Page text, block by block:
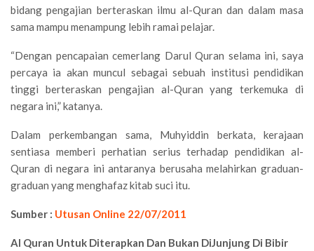
bidang pengajian berteraskan ilmu al-Quran dan dalam masa
sama mampu menampung lebih ramai pelajar.
“Dengan pencapaian cemerlang Darul Quran selama ini, saya
percaya ia akan muncul sebagai sebuah institusi pendidikan
tinggi berteraskan pengajian al-Quran yang terkemuka di
negara ini,” katanya.
Dalam perkembangan sama, Muhyiddin berkata, kerajaan
sentiasa memberi perhatian serius terhadap pendidikan al-
Quran di negara ini antaranya berusaha melahirkan graduan-
graduan yang menghafaz kitab suci itu.
Sumber : Utusan Online 22/07/2011
Al Quran Untuk Diterapkan Dan Bukan DiJunjung Di Bibir